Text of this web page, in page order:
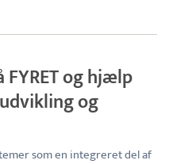
og hjælp
og
som en integreret del af